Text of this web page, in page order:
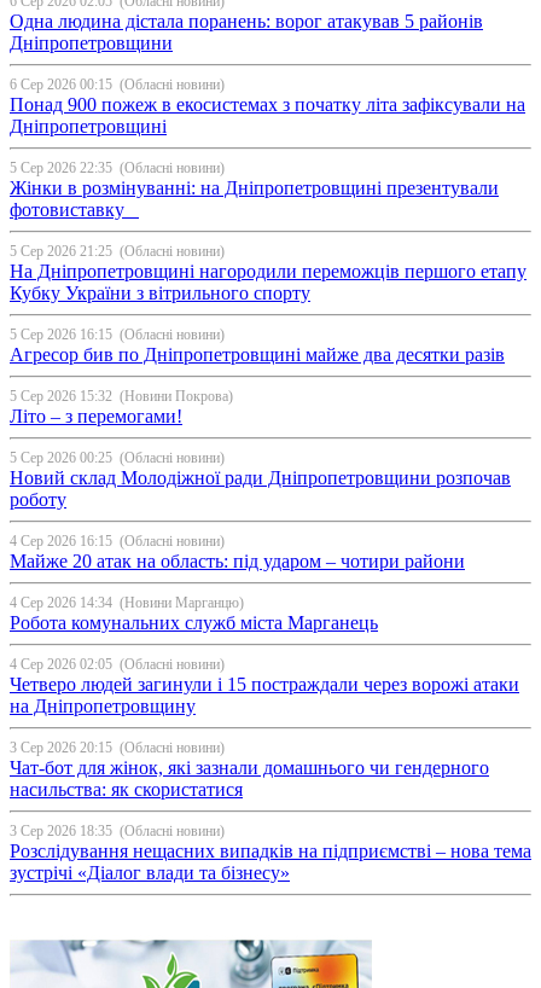
Одна людина дістала поранень: ворог атакував 5 районів
Дніпропетровщини
6 Сер 2026 00:15 (Обласні новини)
Понад 900 пожеж в екосистемах з початку літа зафіксували на
Дніпропетровщині
5 Сер 2026 22:35 (Обласні новини)
Жінки в розмінуванні: на Дніпропетровщині презентували
фотовиставку
5 Сер 2026 21:25 (Обласні новини)
На Дніпропетровщині нагородили переможців першого етапу
Кубку України з вітрильного спорту
5 Сер 2026 16:15 (Обласні новини)
Агресор бив по Дніпропетровщині майже два десятки разів
5 Сер 2026 15:32 (Новини Покрова)
Літо – з перемогами!
5 Сер 2026 00:25 (Обласні новини)
Новий склад Молодіжної ради Дніпропетровщини розпочав
роботу
4 Сер 2026 16:15 (Обласні новини)
Майже 20 атак на область: під ударом – чотири райони
4 Сер 2026 14:34 (Новини Марганцю)
Робота комунальних служб міста Марганець
4 Сер 2026 02:05 (Обласні новини)
Четверо людей загинули і 15 постраждали через ворожі атаки
на Дніпропетровщину
3 Сер 2026 20:15 (Обласні новини)
Чат-бот для жінок, які зазнали домашнього чи гендерного
насильства: як скористатися
3 Сер 2026 18:35 (Обласні новини)
Розслідування нещасних випадків на підприємстві – нова тема
зустрічі «Діалог влади та бізнесу»